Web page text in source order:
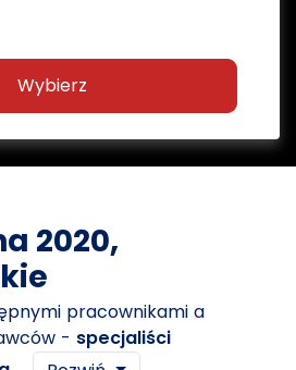
Wybierz
2020,
pracownikami a
- specjaliści